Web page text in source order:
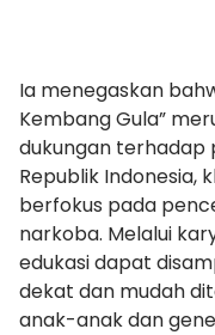
Ia menegaskan
Kembang Gula”
dukungan terhadap
Republik Indonesia,
berfokus pada
narkoba. Melalui
edukasi dapat
dekat dan mudah
anak-anak dan